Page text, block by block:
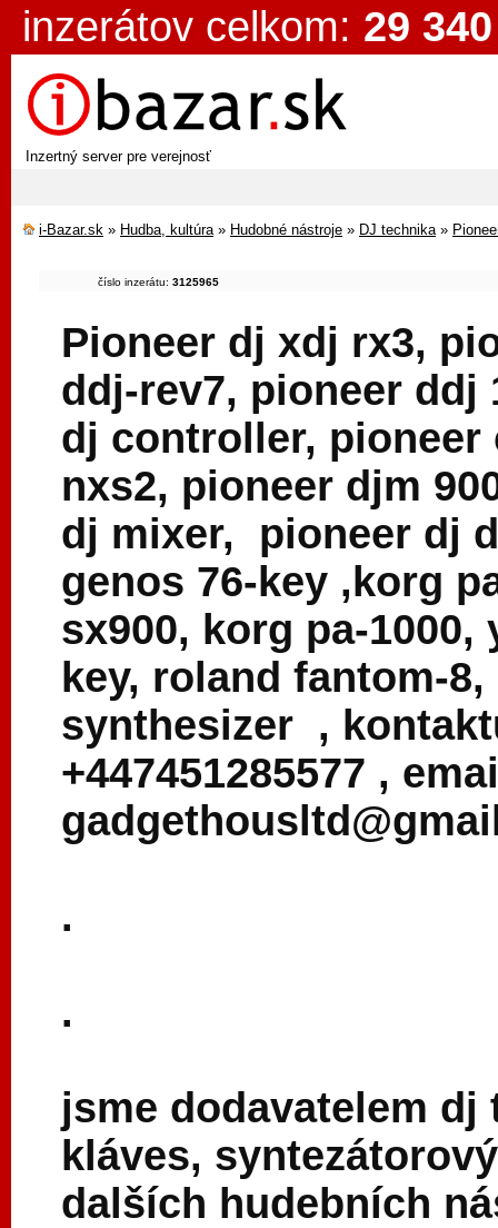
inzerátov celkom: 29 340
Inzertný server pre verejnosť
i-Bazar.sk » Hudba, kultúra» Hudobné nástroje » DJ technika»
číslo inzerátu: 3125965
Pioneer dj xdj rx3,
ddj-rev7, pioneer ddj
dj controller, pioneer
nxs2, pioneer djm
dj mixer, pioneer dj
genos 76-key ,korg
sx900, korg pa-1000,
key, roland fantom-
synthesizer ,
+447451285577 ,
.
.
jsme dodavatelem dj
kláves,
dalších hudebních